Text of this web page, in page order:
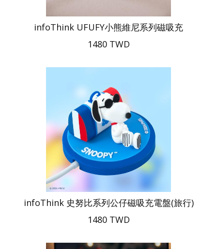
infoThink UFUFY小熊維尼系列磁吸充
1480 TWD
infoThink 史努比系列公仔磁吸充電盤(旅行)
1480 TWD